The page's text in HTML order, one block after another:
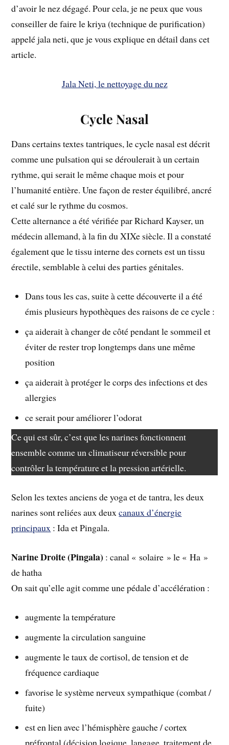
d’avoir le nez dégagé. Pour cela, je ne peux que vous
conseiller de faire le kriya (technique de purification)
appelé jala neti, que je vous explique en détail dans cet
article.
Jala Neti, le nettoyage du nez
Cycle Nasal
Dans certains textes tantriques, le cycle nasal est décrit
comme une pulsation qui se déroulerait à un certain
rythme, qui serait le même chaque mois et pour
l’humanité entière. Une façon de rester équilibré, ancré
et calé sur le rythme du cosmos.
Cette alternance a été vérifiée par Richard Kayser, un
médecin allemand, à la fin du XIXe siècle. Il a constaté
également que le tissu interne des cornets est un tissu
érectile, semblable à celui des parties génitales.
Dans tous les cas, suite à cette découverte il a été
émis plusieurs hypothèques des raisons de ce cycle :
ça aiderait à changer de côté pendant le sommeil et
éviter de rester trop longtemps dans une même
position
ça aiderait à protéger le corps des infections et des
allergies
ce serait pour améliorer l’odorat
Ce qui est sûr, c’est que les narines fonctionnent
ensemble comme un climatiseur réversible pour
contrôler la température et la pression artérielle.
Selon les textes anciens de yoga et de tantra, les deux
narines sont reliées aux deuxcanaux d’énergie
principaux : Ida et Pingala.
Narine Droite (Pingala) : canal « solaire » le « Ha »
de hatha
On sait qu’elle agit comme une pédale d’accélération :
augmente la température
augmente la circulation sanguine
augmente le taux de cortisol, de tension et de
fréquence cardiaque
favorise le système nerveux sympathique (combat /
fuite)
est en lien avec l’hémisphère gauche / cortex